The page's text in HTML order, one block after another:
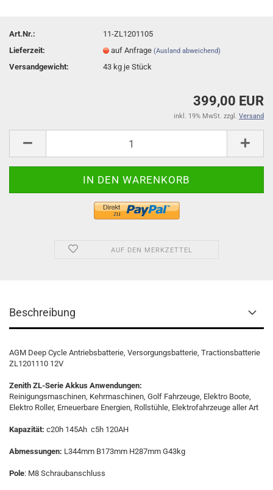
Art.Nr.:
11-ZL1201105
Lieferzeit:
auf Anfrage(Ausland abweichend)
Versandgewicht: 43 kg je Stück
399,00 EUR
inkl. 19% MwSt. zzgl. Versand
AUF DEN MERKZETTEL
Beschreibung
AGM Deep Cycle Antriebsbatterie, Versorgungsbatterie, Tractionsbatterie
ZL1201110 12V
Zenith ZL-Serie Akkus Anwendungen:
Reinigungsmaschinen, Kehrmaschinen, Golf Fahrzeuge, Elektro Boote,
Elektro Roller, Erneuerbare Energien, Rollstühle, Elektrofahrzeuge aller Art
Kapazität: c20h 145Ah c5h 120AH
Abmessungen: L344mm B173mm H287mm G43kg
Pole: M8 Schraubanschluss